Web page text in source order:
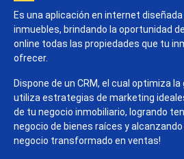
Es una aplicación en internet
inmuebles, brindando la oportunidad
online todas las propiedades que tu
ofrecer.
Dispone de un CRM, el cual optimiza
utiliza estrategias de marketing
de tu negocio inmobiliario, logrando
negocio de bienes raíces y
negocio transformado en ventas!